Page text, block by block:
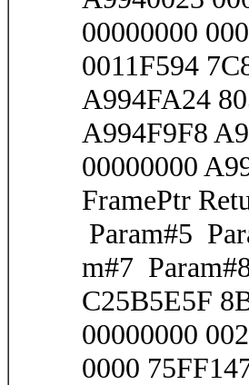
00000000
0011F594
A994FA24
A994F9F8
00000000
FramePtr
Param#5
m#7
C25B5E5F
00000000
0000